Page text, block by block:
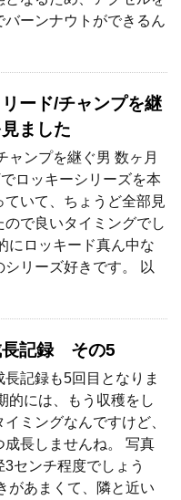
バーンナウトができるん
ード/チャンプを継
ました
ャンプを継ぐ男 数ヶ月
ロッキーシリーズを本
ていて、ちょうど全部見
ので良いタイミングでし
にロッキード真ん中な
シリーズ好きです。 以
長記録 その5
長記録も5回目となりま
的には、もう収穫をし
ミングなんですけど、
成長しませんね。 写真
3センチ程度でしょう
があまくて、隣と近い